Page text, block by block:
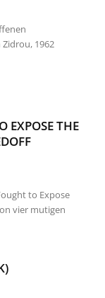
1962
EXPOSE THE
to Expose
vier mutigen